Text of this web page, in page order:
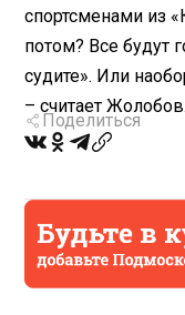
спортсменами из
потом? Все будут
судите». Или
– считает Жолобов.
Поделиться